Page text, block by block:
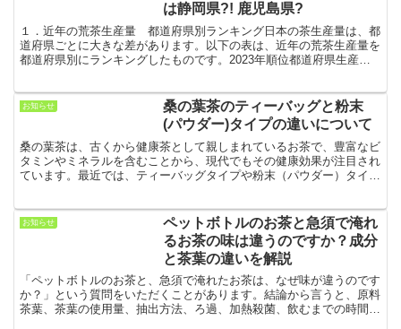
は静岡県?! 鹿児島県?
１．近年の荒茶生産量 都道府県別ランキング日本の茶生産量は、都
道府県ごとに大きな差があります。以下の表は、近年の荒茶生産量を
都道府県別にランキングしたものです。2023年順位都道府県生産量
お知らせ
桑の葉茶のティーバッグと粉末
(パウダー)タイプの違いについて
桑の葉茶は、古くから健康茶として親しまれているお茶で、豊富なビ
タミンやミネラルを含むことから、現代でもその健康効果が注目され
ています。最近では、ティーバッグタイプや粉末（パウダー）タイプ
お知らせ
ペットボトルのお茶と急須で淹れ
るお茶の味は違うのですか？成分
と茶葉の違いを解説
「ペットボトルのお茶と、急須で淹れたお茶は、なぜ味が違うのです
か？」という質問をいただくことがあります。結論から言うと、原料
茶葉、茶葉の使用量、抽出方法、ろ過、加熱殺菌、飲むまでの時間が